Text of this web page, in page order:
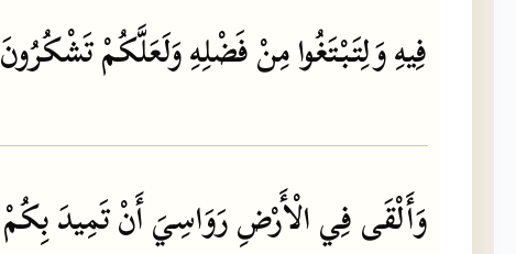
فِيهِوَلِتَبْتَغُوامِنْفَضْلِهِوَلَعَلَّكُمْتَشْكُرُونَ
وَأَلْقَىفِيالْأَرْضِرَوَاسِيَأَنْتَمِيدَبِكُمْ